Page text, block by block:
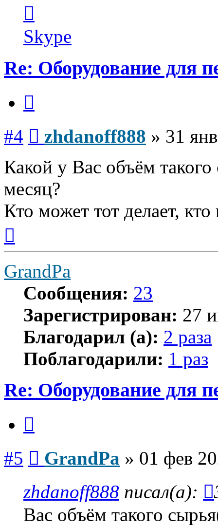
пользователя
zhdanoff888
Skype
Re: Оборудование для
#4 zhdanoff888 » 31
Какой у Вас объём такого
месяц?
Кто может тот делает,
началу
GrandPa
Сообщения: 23
Зарегистрирован: 27
Благодарил (а): 2 раза
Поблагодарили: 1 раз
Re: Оборудование для
#5 GrandPa » 01 фев
zhdanoff888 писал(а):
Вас объём такого